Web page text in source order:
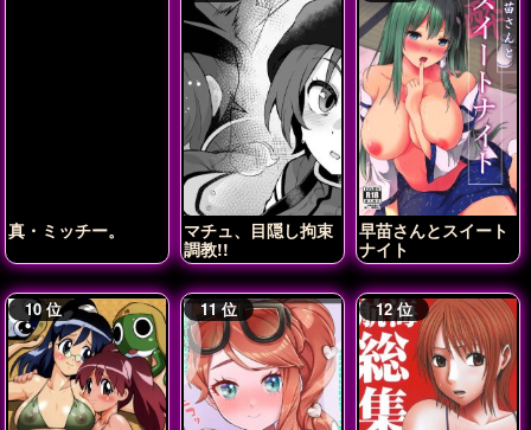
真・ミッチー。
マチュ、目隠し拘束
調教!!
早苗さんとスイート
ナイト